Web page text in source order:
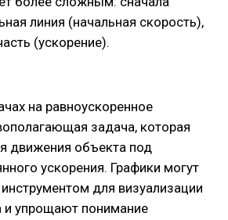
линия (начальная скорость),
(ускорение).
на равноускоренное
задача, которая
движения объекта под
ускорения. Графики могут
для визуализации
и упрощают понимание